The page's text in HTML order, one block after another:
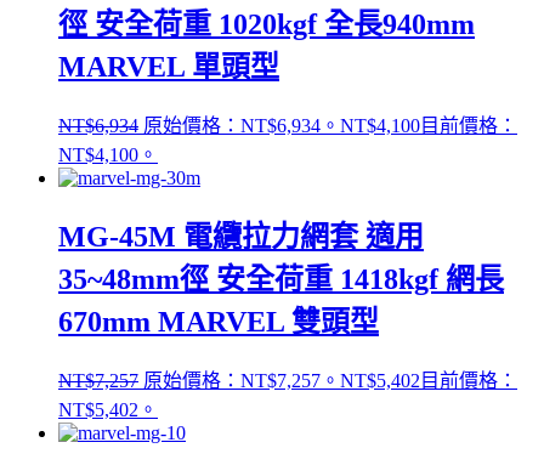
徑 安全荷重 1020kgf 全長940mm
MARVEL 單頭型
NT$6,934 原始價格：NT$6,934。 NT$4,100目前價格：
NT$4,100。
MG-45M 電纜拉力網套 適用
35~48mm徑 安全荷重 1418kgf 網長
670mm MARVEL 雙頭型
NT$7,257 原始價格：NT$7,257。 NT$5,402 目前價格：
NT$5,402。